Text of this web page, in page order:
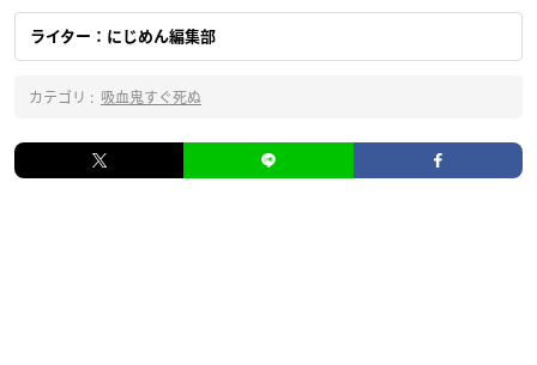
ライター：にじめん編集部
カテゴリ : 吸血鬼すぐ死ぬ